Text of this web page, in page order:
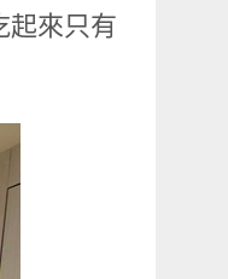
起來只有